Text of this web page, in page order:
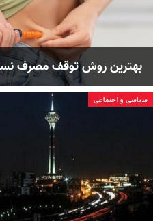
بهترین روش توقف مصرف
سیاسی و اجتماعی